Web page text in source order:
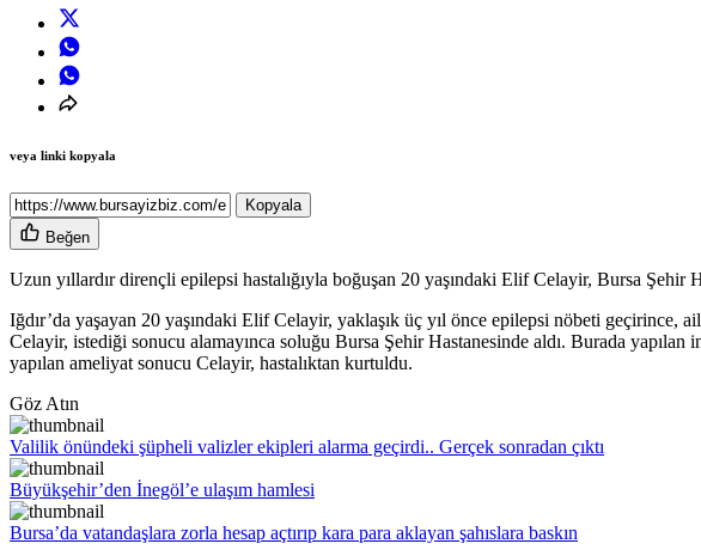
veya linki kopyala
Kopyala
Beğen
Uzun yıllardır dirençli epilepsi hastalığıyla boğuşan 20 yaşındaki Elif Celayir, Bursa Şehir
Iğdır’da yaşayan 20 yaşındaki Elif Celayir, yaklaşık üç yıl önce epilepsi nöbeti geçirince,
Celayir, istediği sonucu alamayınca soluğu Bursa Şehir Hastanesinde aldı. Burada
yapılan ameliyat sonucu Celayir, hastalıktan kurtuldu.
Göz Atın
Valilik önündeki şüpheli valizler ekipleri alarma geçirdi.. Gerçek sonradan çıktı
Büyükşehir’den İnegöl’e ulaşım hamlesi
Bursa’da vatandaşlara zorla hesap açtırıp kara para aklayan şahıslara baskın